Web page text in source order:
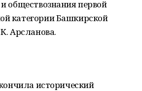
обществознания первой
категории Башкирской
Арсланова.
исторический